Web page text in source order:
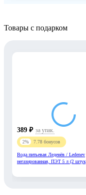
Товары c подарком
389 ₽ за упак.
2% 7.78 бонусов
Вода питьевая Леденёв / Ledenev
негазированная, ПЭТ 5 л (2